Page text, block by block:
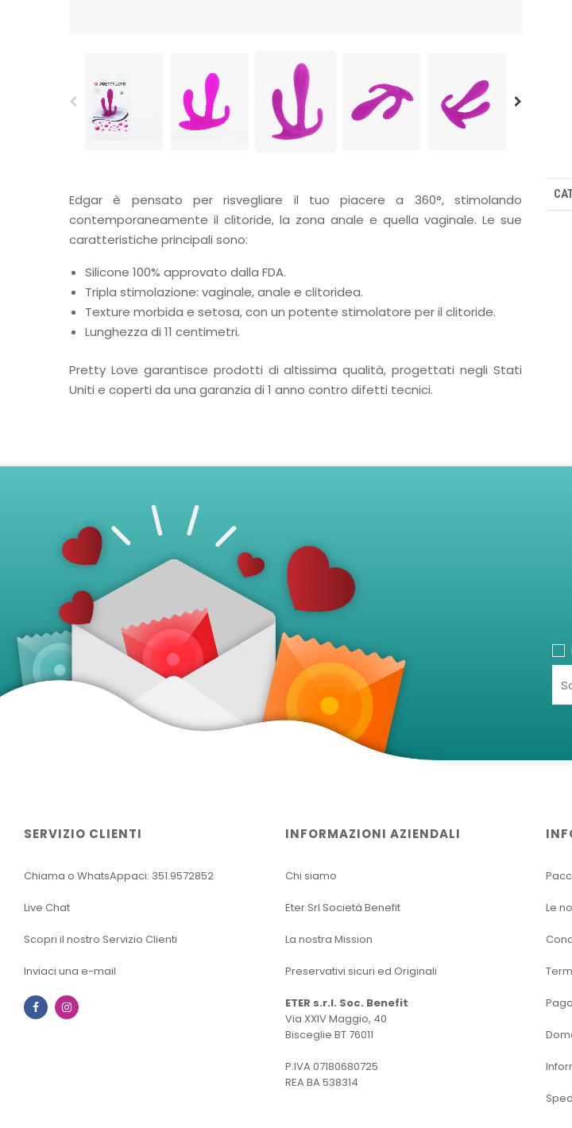
Edgar è pensato per risvegliare il tuo piacere a 360°, stimolando
contemporaneamente il clitoride, la zona anale e quella vaginale. Le sue
caratteristiche principali sono:
Silicone 100% approvato dalla FDA.
Tripla stimolazione: vaginale, anale e clitoridea.
Texture morbida e setosa, con un potente stimolatore per il clitoride.
Lunghezza di 11 centimetri.
Pretty Love garantisce prodotti di altissima qualità, progettati negli Stati
Uniti e coperti da una garanzia di 1 anno contro difetti tecnici.
SERVIZIO CLIENTI
Chiama o WhatsAppaci: 351.9572852
Live Chat
Scopri il nostro Servizio Clienti
Inviaci una e-mail
Facebook
INFORMAZIONI AZIENDALI
Chi siamo
Eter Srl Società Benefit
La nostra Mission
Preservativi sicuri ed Originali
ETER s.r.l. Soc. Benefit
Via XXIV Maggio, 40
Bisceglie BT 76011
P.IVA 07180680725
REA BA 538314
Le